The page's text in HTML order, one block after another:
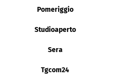
Pomeriggio
Studioaperto
Sera
Tgcom24